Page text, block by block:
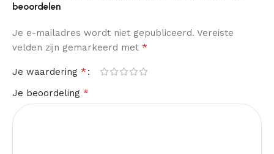
beoordelen
Je e-mailadres wordt niet gepubliceerd. Vereiste
velden zijn gemarkeerd met *
Je waardering *
Je beoordeling *